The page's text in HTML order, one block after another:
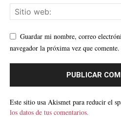
Guardar mi nombre, correo
navegador la próxima vez que comente.
Este sitio usa Akismet para reducir el
los datos de tus comentarios.